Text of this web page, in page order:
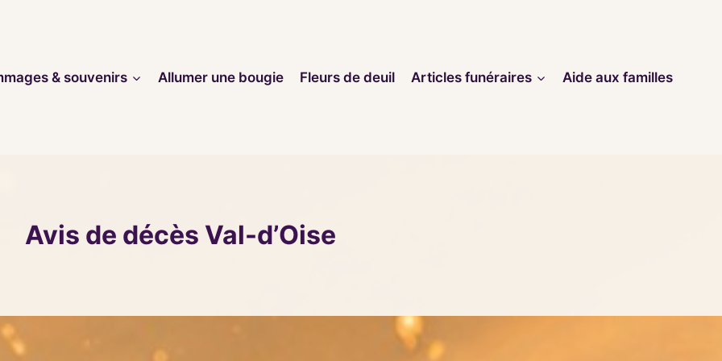
& souvenirs
Allumer une bougie Fleurs de deuil Articles funéraires Aide aux familles
Avis de décès Val-d’Oise